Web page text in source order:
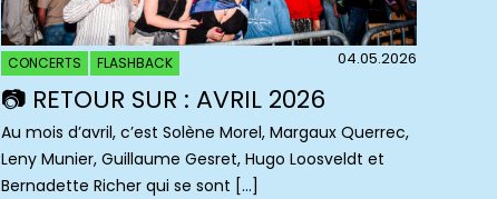
CONCERTS FLASHBACK 04.05.2026
📷 RETOUR SUR : AVRIL 2026
Au mois d’avril, c’est Solène Morel, Margaux Querrec,
Leny Munier, Guillaume Gesret, Hugo Loosveldt et
Bernadette Richer qui se sont […]